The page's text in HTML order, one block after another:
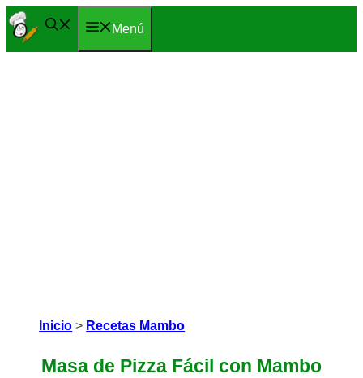
Saltar
al
Menú
Inicio > Recetas Mambo
Masa de Pizza Fácil con Mambo